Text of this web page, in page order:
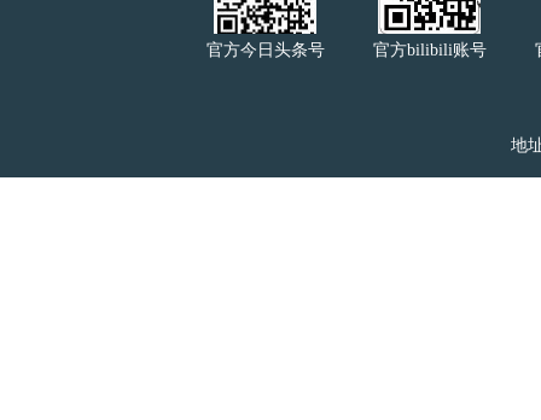
官方今日头条号 官方bilibili账号
地